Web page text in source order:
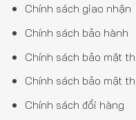
Chính sách giao nhận
Chính sách bảo hành
Chính sách bảo mật
Chính sách bảo mật
Chính sách đổi hàng